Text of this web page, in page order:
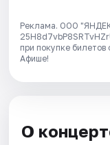
Реклама. ООО
при покупке
Афише!
О